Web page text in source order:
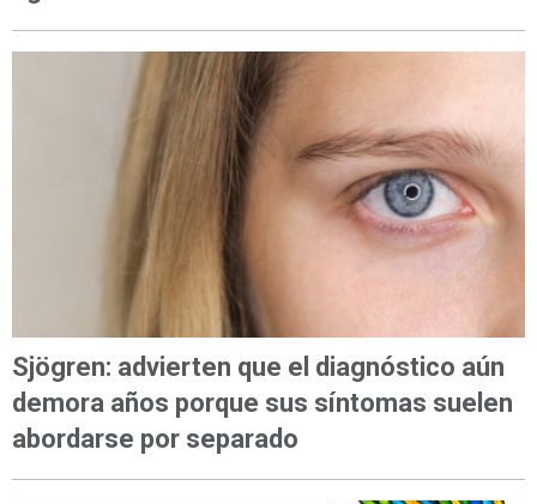
Sjögren: advierten que el diagnóstico aún
demora años porque sus síntomas suelen
abordarse por separado